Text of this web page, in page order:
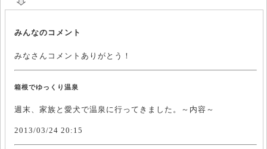
みんなのコメント
みなさんコメントありがとう！
箱根でゆっくり温泉
週末、家族と愛犬で温泉に行ってきました。～内容～
2013/03/24 20:15